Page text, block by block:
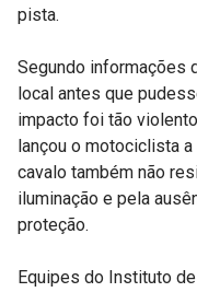
pista.
Segundo informações
local antes que
impacto foi tão
lançou o motociclista
cavalo também não
iluminação e pela
proteção.
Equipes do Instituto